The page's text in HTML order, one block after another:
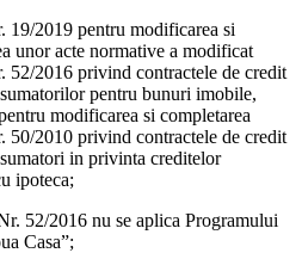
19/2019 pentru modificarea si
unor acte normative a modificat
52/2016 privind contractele de credit
pentru bunuri imobile,
modificarea si completarea
50/2010 privind contractele de credit
in privinta creditelor
ipoteca;
52/2016 nu se aplica Programului
Casa”;